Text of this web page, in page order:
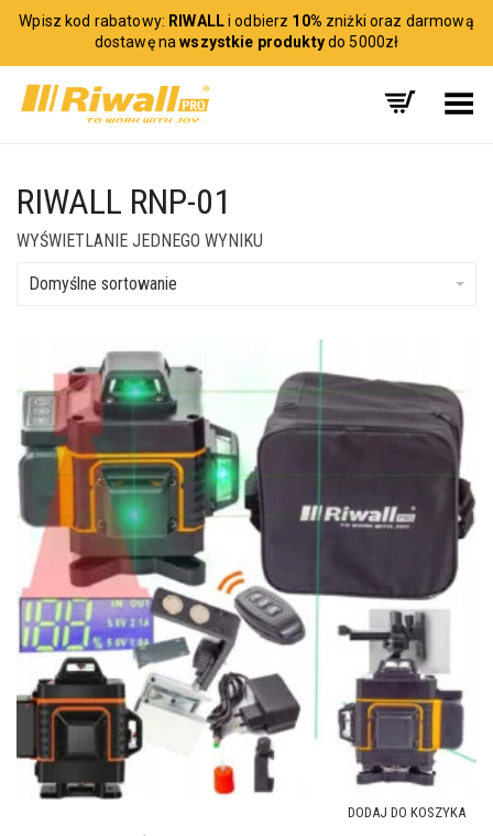
Wpisz kod rabatowy: RIWALLi odbierz 10% zniżki oraz darmową
dostawę nawszystkie produktydo 5000zł
Toggle Menu
RIWALL RNP-01
WYŚWIETLANIE JEDNEGO WYNIKU
Domyślne sortowanie
DODAJ DO KOSZYKA